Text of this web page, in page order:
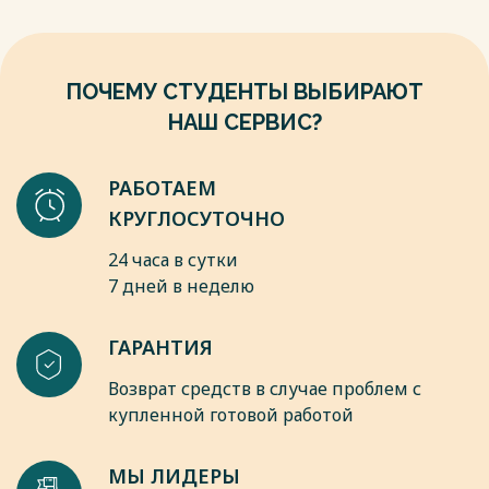
Весь текст будет доступенпосле покупки
ПОЧЕМУ СТУДЕНТЫ ВЫБИРАЮТ
НАШ СЕРВИС?
РАБОТАЕМ
КРУГЛОСУТОЧНО
24 часа в сутки
7 дней в неделю
ГАРАНТИЯ
Возврат средств в случае проблем с
купленной готовой работой
МЫ ЛИДЕРЫ